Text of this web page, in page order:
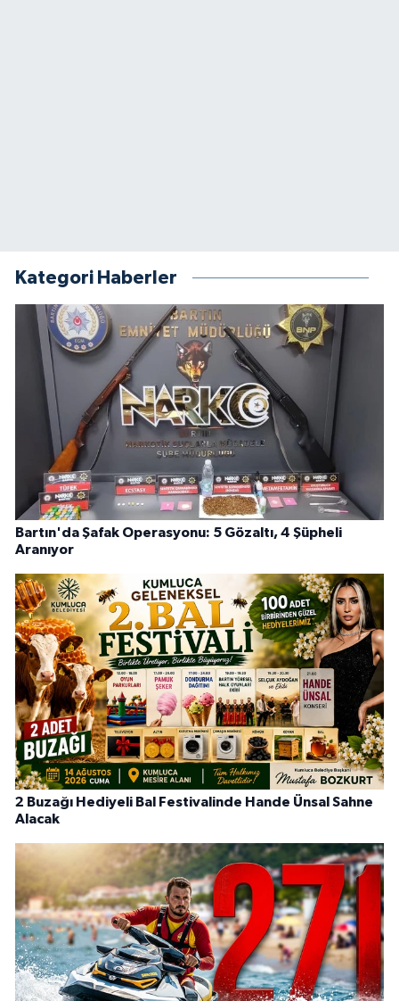
Kategori Haberler
Bartın'da Şafak Operasyonu: 5 Gözaltı, 4 Şüpheli
Aranıyor
2 Buzağı Hediyeli Bal Festivalinde Hande Ünsal Sahne
Alacak